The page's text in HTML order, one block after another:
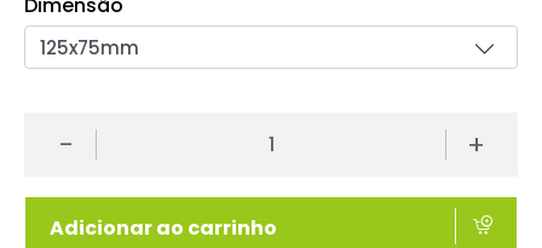
- +
Adicionar ao carrinho